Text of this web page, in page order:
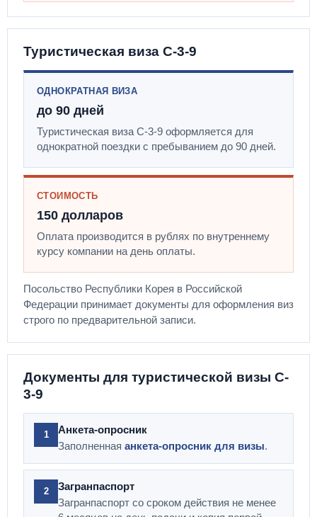
Туристическая виза C-3-9
ОДНОКРАТНАЯ ВИЗА
до 90 дней
Туристическая виза C-3-9 оформляется для
однократной поездки с пребыванием до 90 дней.
СТОИМОСТЬ
150 долларов
Оплата производится в рублях по внутреннему
курсу компании на день оплаты.
Посольство Республики Корея в Российской
Федерации принимает документы для оформления виз
строго по предварительной записи.
Документы для туристической визы C-
3-9
1 Анкета-опросник
Заполненная анкета-опросник для визы.
2 Загранпаспорт
Загранпаспорт со сроком действия не менее